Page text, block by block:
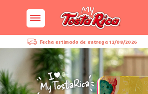
Fecha estimada de entrega 12/08/2026